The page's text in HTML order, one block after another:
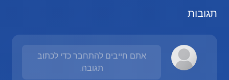
תגובות
אתם חייבים להתחבר כדי לכתוב
תגובה.